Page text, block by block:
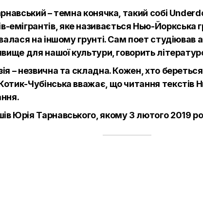
– темна конячка, такий собі
яке називається Нью-Йоркська
на іншому грунті. Сам поет студіював
для нашої культури, говорить
– незвична та складна. Кожен, хто береться
Чубінська вважає, що читання текстів
Юрія Тарнавського, якому 3 лютого 2019